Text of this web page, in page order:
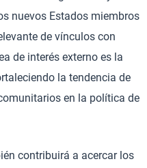
nuevos Estados miembros
de vínculos con
de interés externo es la
la tendencia de
en la política de
contribuirá a acercar los